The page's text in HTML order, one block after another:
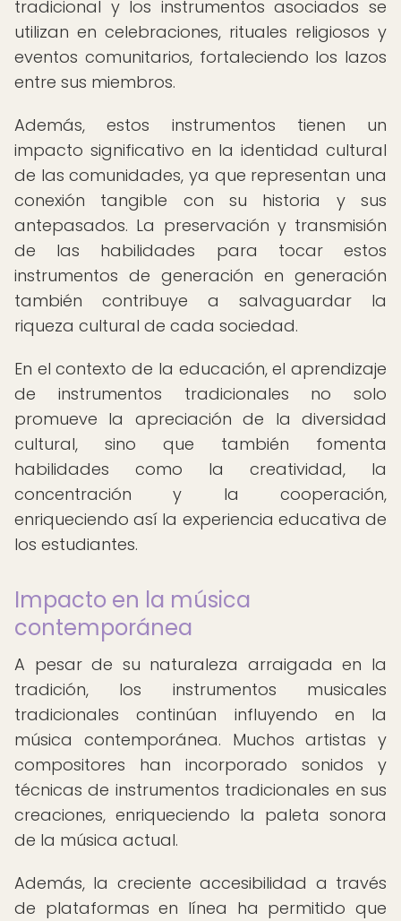
tradicional y los instrumentos asociados se
utilizan en celebraciones, rituales religiosos y
eventos comunitarios, fortaleciendo los lazos
entre sus miembros.
Además, estos instrumentos tienen un
impacto significativo en la identidad cultural
de las comunidades, ya que representan una
conexión tangible con su historia y sus
antepasados. La preservación y transmisión
de las habilidades para tocar estos
instrumentos de generación en generación
también contribuye a salvaguardar la
riqueza cultural de cada sociedad.
En el contexto de la educación, el aprendizaje
de instrumentos tradicionales no solo
promueve la apreciación de la diversidad
cultural, sino que también fomenta
habilidades como la creatividad, la
concentración y la cooperación,
enriqueciendo así la experiencia educativa de
los estudiantes.
Impacto en la música
contemporánea
A pesar de su naturaleza arraigada en la
tradición, los instrumentos musicales
tradicionales continúan influyendo en la
música contemporánea. Muchos artistas y
compositores han incorporado sonidos y
técnicas de instrumentos tradicionales en sus
creaciones, enriqueciendo la paleta sonora
de la música actual.
Además, la creciente accesibilidad a través
de plataformas en línea ha permitido que